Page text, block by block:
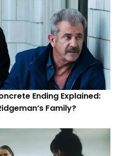
Ending Explained:
Family?